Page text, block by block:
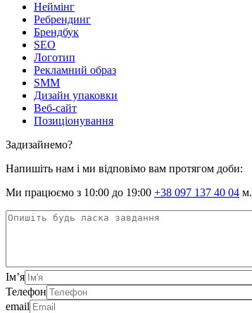
Неймінг
Ребрендинг
Брендбук
SEO
Логотип
Рекламний образ
SMM
Дизайн упаковки
Веб-сайт
Позиціонування
Задизайнемо?
Напишіть нам і ми відповімо вам протягом доби:
Ми працюємо з 10:00 до 19:00 +38 097 137 40 04
Ім’я
Телефон
email